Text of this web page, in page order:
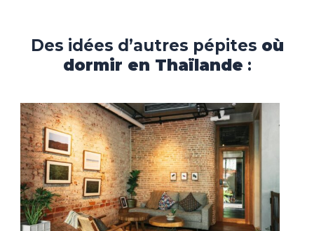
Des idées d’autres pépites où
dormir en Thaïlande :